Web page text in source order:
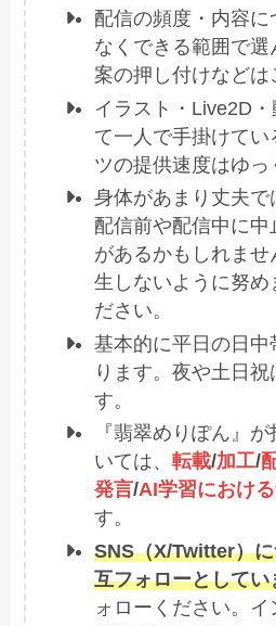
配信の頻度・内容
なくできる範囲で
案の押し付けなどは
イラスト・Live2D
て一人で手掛けて
ツの提供速度はゆっ
身体があまり丈夫
配信前や配信中に中
があるかもしれま
生しないように努め
ださい。
基本的に平日の日
ります。夜や土日祝
す。
『翡翠めりぽん』
いては、転載/加工/
発言/AI学習におけ
す。
SNS（X/Twitter）
互フォローとしてい
ォローください。